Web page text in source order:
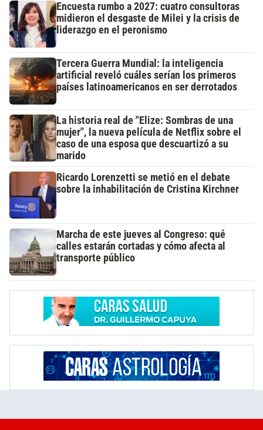
Encuesta rumbo a 2027: cuatro consultoras
midieron el desgaste de Milei y la crisis de
liderazgo en el peronismo
Tercera Guerra Mundial: la inteligencia
artificial reveló cuáles serían los primeros
países latinoamericanos en ser derrotados
La historia real de "Elize: Sombras de una
mujer", la nueva película de Netflix sobre el
caso de una esposa que descuartizó a su
marido
Ricardo Lorenzetti se metió en el debate
sobre la inhabilitación de Cristina Kirchner
Marcha de este jueves al Congreso: qué
calles estarán cortadas y cómo afecta al
transporte público